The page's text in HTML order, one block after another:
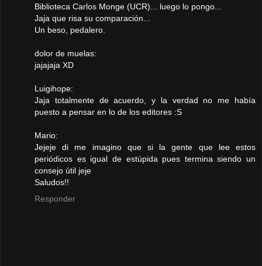
Biblioteca Carlos Monge (UCR)... luego lo pongo...
Jaja que risa su comparación...
Un beso, pedalero.
dolor de muelas:
jajajaja XD
Luigihope:
Jaja totalmente de acuerdo, y la verdad no me había
puesto a pensar en lo de los editores :S
Mario:
Jejeje di me imagino que si la gente que lee estos
periódicos es igual de estúpida pues termina siendo un
consejo útil jeje
Saludos!!
Responder